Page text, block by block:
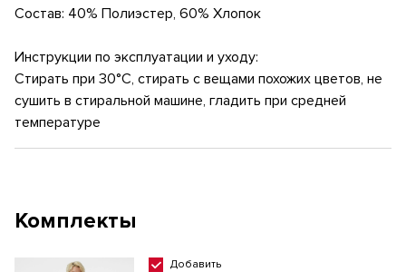
Состав: 40% Полиэстер, 60% Хлопок
Инструкции по эксплуатации и уходу:
Стирать при 30°C, стирать с вещами похожих цветов, не
сушить в стиральной машине, гладить при средней
температуре
Комплекты
Добавить